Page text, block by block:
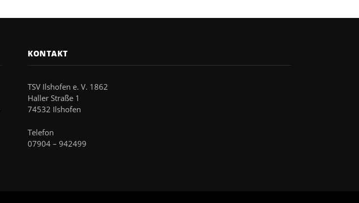
KONTAKT
TSV Ilshofen e. V. 1862
Haller Straße 1
74532 Ilshofen
Telefon
07904 – 942499